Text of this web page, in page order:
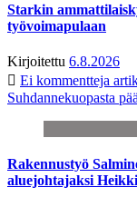
Starkin
työvoimapulaan
Kirjoitettu 6.8.2026
Ei kommentteja
Suhdannekuopasta
Rakennustyö
aluejohtajaksi